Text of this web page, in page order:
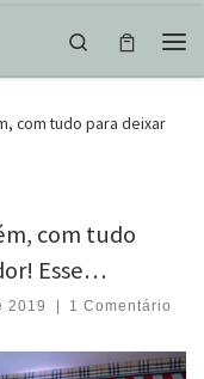
Search
com tudo para deixar
com tudo
Esse…
2019 1 Comentário